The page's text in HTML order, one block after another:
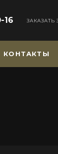
16 ЗАКАЗАТЬ
КОНТАКТЫ